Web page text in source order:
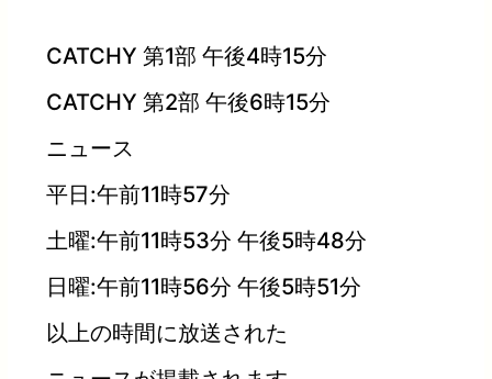
CATCHY 第1部 午後4時15分
CATCHY 第2部 午後6時15分
ニュース
平日:午前11時57分
土曜:午前11時53分 午後5時48分
日曜:午前11時56分 午後5時51分
以上の時間に放送された